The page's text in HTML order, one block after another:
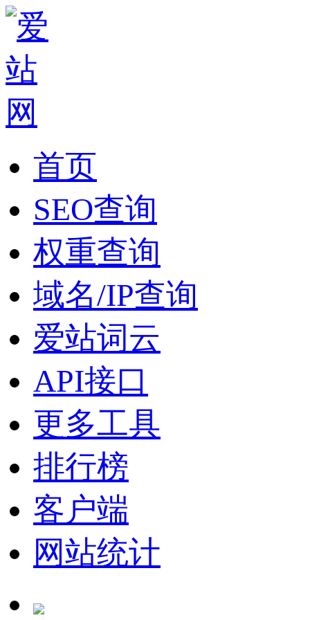
首页
SEO查询
权重查询
域名/IP查询
爱站词云
API接口
更多工具
排行榜
客户端
网站统计